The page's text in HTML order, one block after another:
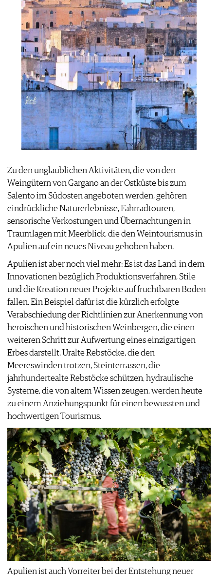
Zu den unglaublichen Aktivitäten, die von den
Weingütern von Gargano an der Ostküste bis zum
Salento im Südosten angeboten werden, gehören
eindrückliche Naturerlebnisse, Fahrradtouren,
sensorische Verkostungen und Übernachtungen in
Traumlagen mit Meerblick, die den Weintourismus in
Apulien auf ein neues Niveau gehoben haben.
Apulien ist aber noch viel mehr: Es ist das Land, in dem
Innovationen bezüglich Produktionsverfahren, Stile
und die Kreation neuer Projekte auf fruchtbaren Boden
fallen. Ein Beispiel dafür ist die kürzlich erfolgte
Verabschiedung der Richtlinien zur Anerkennung von
heroischen und historischen Weinbergen, die einen
weiteren Schritt zur Aufwertung eines einzigartigen
Erbes darstellt. Uralte Rebstöcke, die den
Meereswinden trotzen, Steinterrassen, die
jahrhundertealte Rebstöcke schützen, hydraulische
Systeme, die von altem Wissen zeugen, werden heute
zu einem Anziehungspunkt für einen bewussten und
hochwertigen Tourismus.
Apulien ist auch Vorreiter bei der Entstehung neuer